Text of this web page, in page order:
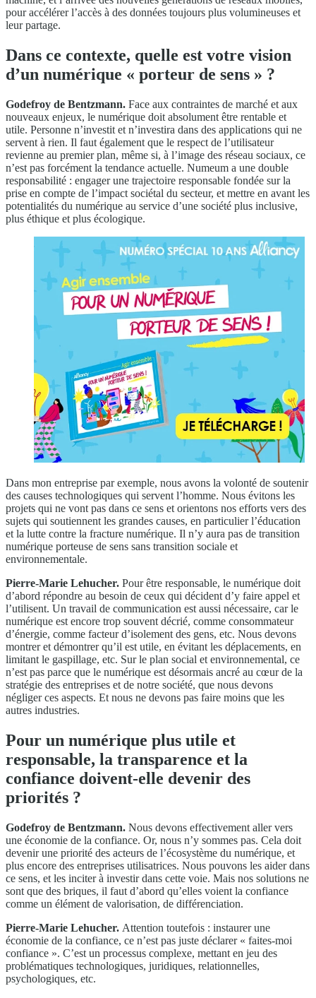
pour accélérer l’accès à des données toujours plus volumineuses et
leur partage.
Dans ce contexte, quelle est votre vision
d’un numérique « porteur de sens » ?
Godefroy de Bentzmann. Face aux contraintes de marché et aux
nouveaux enjeux, le numérique doit absolument être rentable et
utile. Personne n’investit et n’investira dans des applications qui ne
servent à rien. Il faut également que le respect de l’utilisateur
revienne au premier plan, même si, à l’image des réseau sociaux, ce
n’est pas forcément la tendance actuelle. Numeum a une double
responsabilité : engager une trajectoire responsable fondée sur la
prise en compte de l’impact sociétal du secteur, et mettre en avant les
potentialités du numérique au service d’une société plus inclusive,
plus éthique et plus écologique.
Dans mon entreprise par exemple, nous avons la volonté de soutenir
des causes technologiques qui servent l’homme. Nous évitons les
projets qui ne vont pas dans ce sens et orientons nos efforts vers des
sujets qui soutiennent les grandes causes, en particulier l’éducation
et la lutte contre la fracture numérique. Il n’y aura pas de transition
numérique porteuse de sens sans transition sociale et
environnementale.
Pierre-Marie Lehucher. Pour être responsable, le numérique doit
d’abord répondre au besoin de ceux qui décident d’y faire appel et
l’utilisent. Un travail de communication est aussi nécessaire, car le
numérique est encore trop souvent décrié, comme consommateur
d’énergie, comme facteur d’isolement des gens, etc. Nous devons
montrer et démontrer qu’il est utile, en évitant les déplacements, en
limitant le gaspillage, etc. Sur le plan social et environnemental, ce
n’est pas parce que le numérique est désormais ancré au cœur de la
stratégie des entreprises et de notre société, que nous devons
négliger ces aspects. Et nous ne devons pas faire moins que les
autres industries.
Pour un numérique plus utile et
responsable, la transparence et la
confiance doivent-elle devenir des
priorités ?
Godefroy de Bentzmann. Nous devons effectivement aller vers
une économie de la confiance. Or, nous n’y sommes pas. Cela doit
devenir une priorité des acteurs de l’écosystème du numérique, et
plus encore des entreprises utilisatrices. Nous pouvons les aider dans
ce sens, et les inciter à investir dans cette voie. Mais nos solutions ne
sont que des briques, il faut d’abord qu’elles voient la confiance
comme un élément de valorisation, de différenciation.
Pierre-Marie Lehucher. Attention toutefois : instaurer une
économie de la confiance, ce n’est pas juste déclarer « faites-moi
confiance ». C’est un processus complexe, mettant en jeu des
problématiques technologiques, juridiques, relationnelles,
psychologiques, etc.